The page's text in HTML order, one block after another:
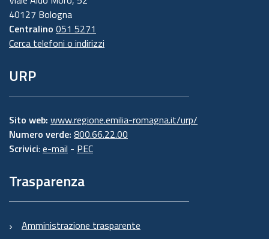
40127 Bologna
Centralino 051 5271
Cerca telefoni o indirizzi
URP
Sito web: www.regione.emilia-romagna.it/urp/
Numero verde: 800.66.22.00
Scrivici: e-mail - PEC
Trasparenza
Amministrazione trasparente